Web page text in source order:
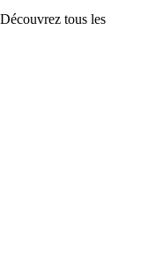
tous les